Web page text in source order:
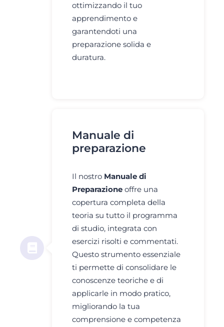
ottimizzando il tuo
apprendimento e
garantendoti una
preparazione solida e
duratura.
Manuale di
preparazione
Il nostro Manuale di
Preparazione offre una
copertura completa della
teoria su tutto il programma
di studio, integrata con
esercizi risolti e commentati.
Questo strumento essenziale
ti permette di consolidare le
conoscenze teoriche e di
applicarle in modo pratico,
migliorando la tua
comprensione e competenza